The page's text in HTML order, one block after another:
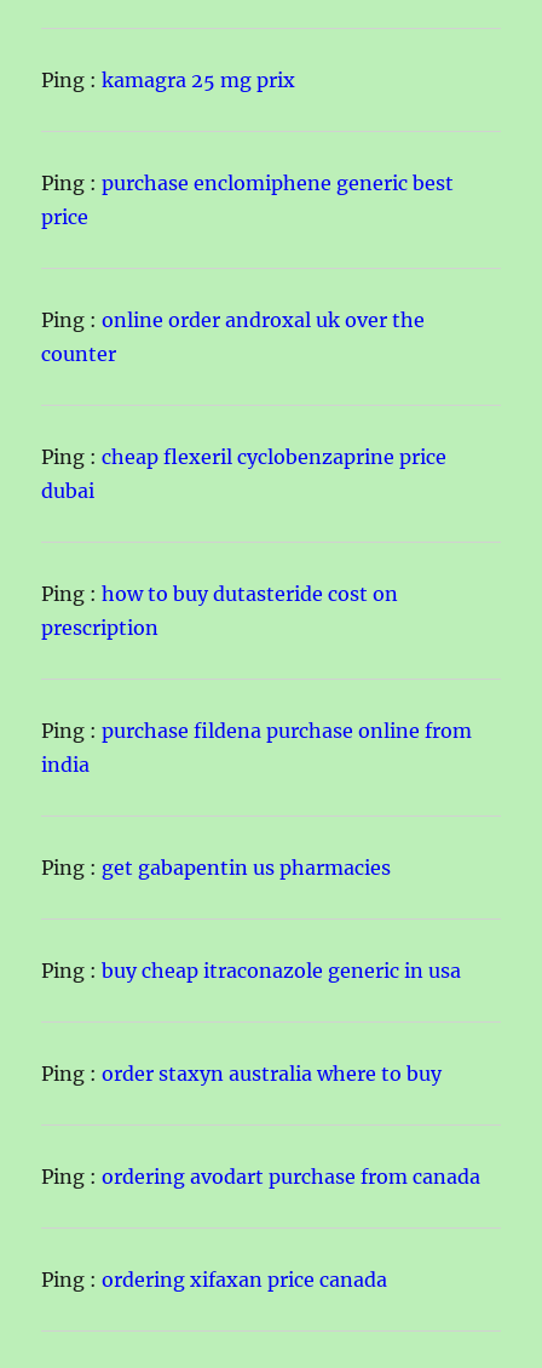
Ping :kamagra 25 mg prix
Ping :purchase enclomiphene generic best
price
Ping :online order androxal uk over the
counter
Ping :cheap flexeril cyclobenzaprine price
dubai
Ping :how to buy dutasteride cost on
prescription
Ping :purchase fildena purchase online from
india
Ping : get gabapentin us pharmacies
Ping :buy cheap itraconazole generic in usa
Ping :order staxyn australia where to buy
Ping :ordering avodart purchase from canada
Ping :ordering xifaxan price canada